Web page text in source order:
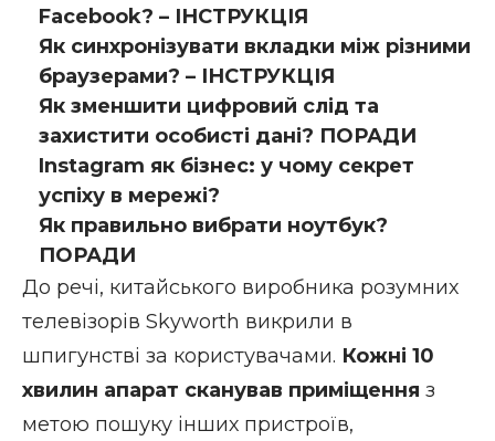
Facebook? – ІНСТРУКЦІЯ
Як синхронізувати вкладки між різними
браузерами? – ІНСТРУКЦІЯ
Як зменшити цифровий слід та
захистити особисті дані? ПОРАДИ
Instagram як бізнес: у чому секрет
успіху в мережі?
Як правильно вибрати ноутбук?
ПОРАДИ
До речі, китайського виробника розумних
телевізорів Skyworth викрили в
шпигунстві за користувачами. Кожні 10
хвилин апарат сканував приміщення з
метою пошуку інших пристроїв,